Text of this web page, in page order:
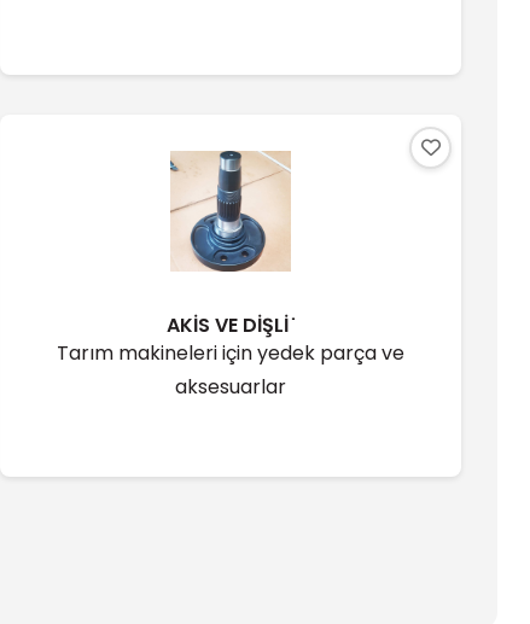
AKİS VE DİŞLİ ̇
Tarım makineleri için yedek parça ve
aksesuarlar